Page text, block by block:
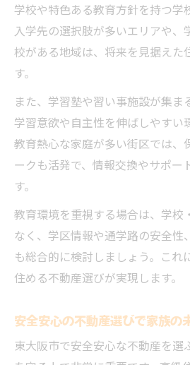
学校や特色ある教育方針を持つ学
入学先の選択肢が多いエリアや、
校がある地域は、将来を見据えた
す。
また、学習塾や習い事施設が集ま
学習意欲や自主性を伸ばしやすい
教育熱心な家庭が多い街区では、
ークも活発で、情報交換やサポー
す。
教育環境を重視する場合は、学校
なく、学区情報や通学路の安全性
も総合的に検討しましょう。これ
住める不動産選びが実現します。
安全安心の不動産選びで家族の
東大阪市で安全安心な不動産を選